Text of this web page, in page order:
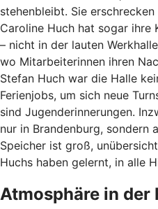
stehenbleibt. Sie
Caroline Huch hat sogar ihre
– nicht in der lauten
wo Mitarbeiterinnen ihren
Stefan Huch war die Halle
Ferienjobs, um sich neue
sind Jugenderinnerungen.
nur in Brandenburg, sondern
Speicher ist groß,
Huchs haben gelernt, in alle
Atmosphäre in der